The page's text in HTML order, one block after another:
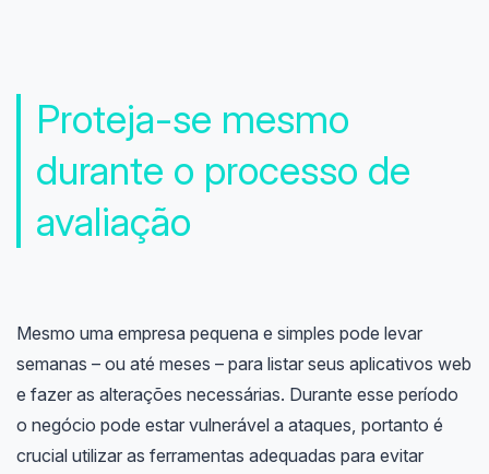
Proteja-se mesmo
durante o processo de
avaliação
Mesmo uma empresa pequena e simples pode levar
semanas – ou até meses – para listar seus aplicativos web
e fazer as alterações necessárias. Durante esse período
o negócio pode estar vulnerável a ataques, portanto é
crucial utilizar as ferramentas adequadas para evitar